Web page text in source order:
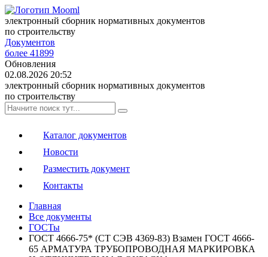
электронный сборник нормативных документов
по строительству
Документов
более 41899
Обновления
02.08.2026 20:52
электронный сборник нормативных документов
по строительству
Каталог документов
Новости
Разместить документ
Контакты
Главная
Все документы
ГОСТы
ГОСТ 4666-75* (СТ СЭВ 4369-83) Взамен ГОСТ 4666-
65 АРМАТУРА ТРУБОПРОВОДНАЯ МАРКИРОВКА